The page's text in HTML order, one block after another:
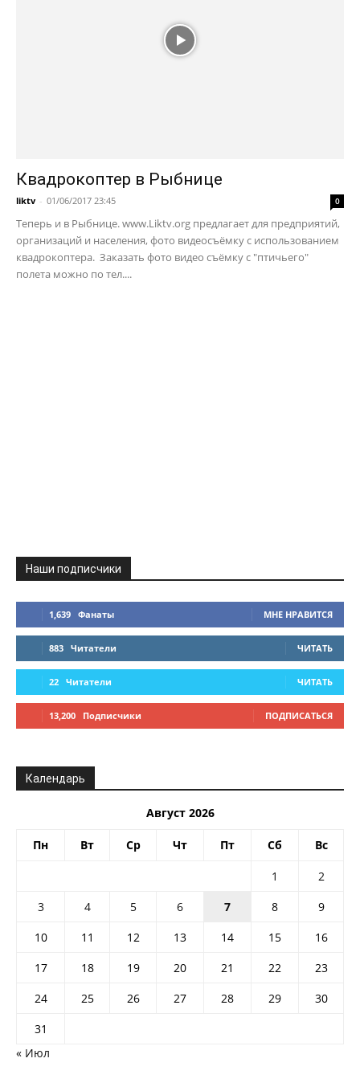
Квадрокоптер в Рыбнице
liktv - 01/06/2017 23:45 0
Теперь и в Рыбнице. www.Liktv.org предлагает для предприятий,
организаций и населения, фото видеосъёмку с использованием
квадрокоптера. Заказать фото видео съёмку с "птичьего"
полета можно по тел....
Наши подписчики
1,639 Фанаты МНЕ НРАВИТСЯ
883 Читатели ЧИТАТЬ
22 Читатели ЧИТАТЬ
13,200 Подписчики ПОДПИСАТЬСЯ
Календарь
Август 2026
Пн Вт Ср Чт Пт Сб Вс
1
2
3
4 5 6 7 8
9
10
11 12 13 14 15
16
17
18 19 20 21 22
23
24
25 26 27 28 29
30
31
« Июл